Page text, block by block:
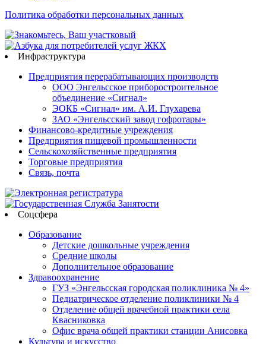
Политика обработки персональных данных
Инфраструктура
Предприятия перерабатывающих производств
ООО Энгельсское приборостроительное
объединение «Сигнал»
ЭОКБ «Сигнал» им. А.И. Глухарева
ЗАО «Энгельсский завод гофротары»
Финансово-кредитные учреждения
Предприятия пищевой промышленности
Сельскохозяйственные предприятия
Торговые предприятия
Связь, почта
Соцсфера
Образование
Детские дошкольные учреждения
Средние школы
Дополнительное образование
Здравоохранение
ГУЗ «Энгельсская городская поликлиника № 4»
Педиатрическое отделение поликлиники № 4
Отделение общей врачебной практики села
Квасниковка
Офис врача общей практики станции Анисовка
Культура и искусство